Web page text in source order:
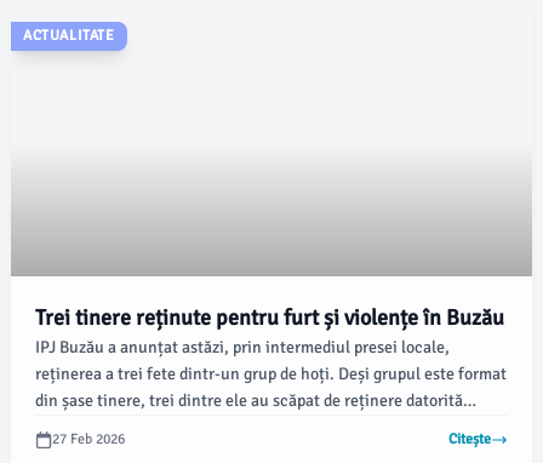
ACTUALITATE
Trei tinere reținute pentru furt și violențe în Buzău
IPJ Buzău a anunțat astăzi, prin intermediul presei locale,
reținerea a trei fete dintr-un grup de hoți. Deși grupul este format
din șase tinere, trei dintre ele au scăpat de reținere datorită
vârstei lor (10-13 ani).
27 Feb 2026 Citește